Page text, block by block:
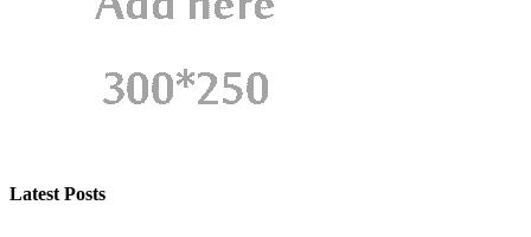
Latest Posts